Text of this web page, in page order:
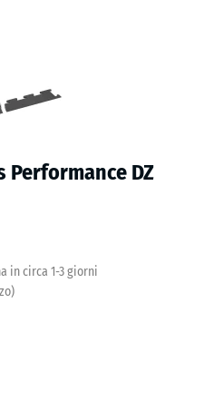
Performance DZ
in circa 1-3 giorni